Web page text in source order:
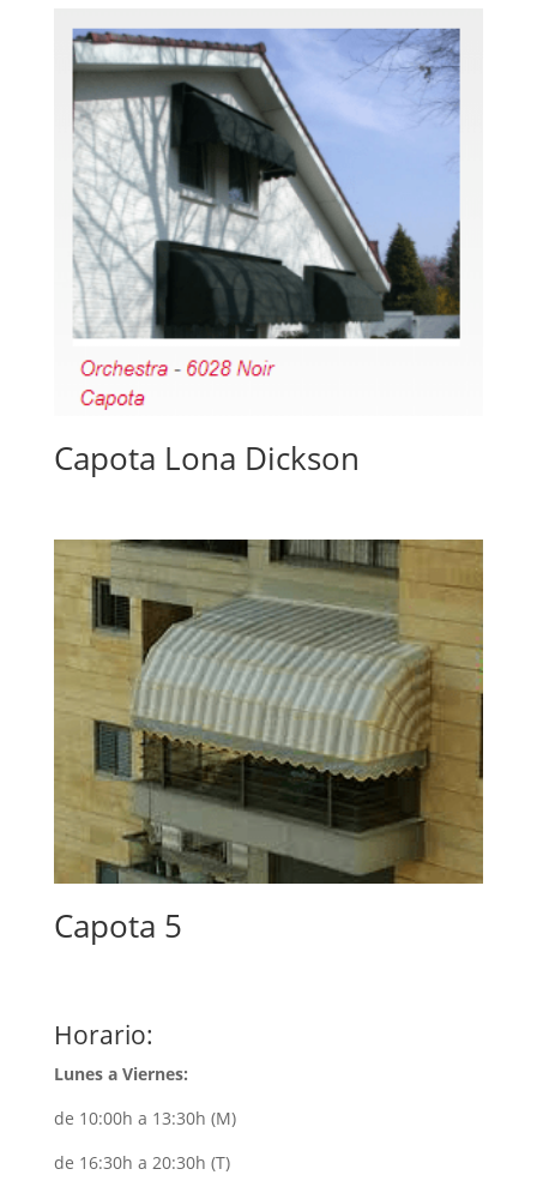
Capota Lona Dickson
Capota 5
Horario:
Lunes a Viernes:
de 10:00h a 13:30h (M)
de 16:30h a 20:30h (T)